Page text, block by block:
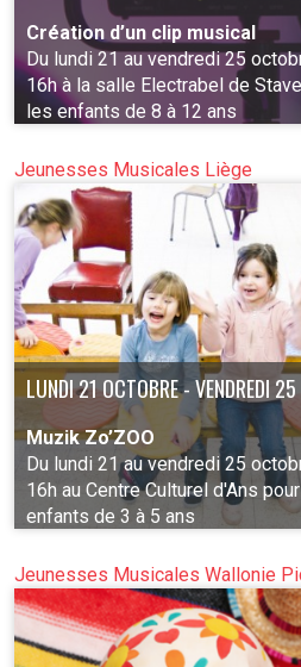
Création d’un clip musical
Du lundi 21 au vendredi 25
16h à la salle Electrabel de
les enfants de 8 à 12 ans
PLUS D'INFO
Jeunesses Musicales Liège
LUNDI 21 OCTOBRE - VENDREDI
Muzik Zo’ZOO
Du lundi 21 au vendredi 25
16h au Centre Culturel d'Ans
enfants de 3 à 5 ans
PLUS D'INFO
Jeunesses Musicales Wallonie